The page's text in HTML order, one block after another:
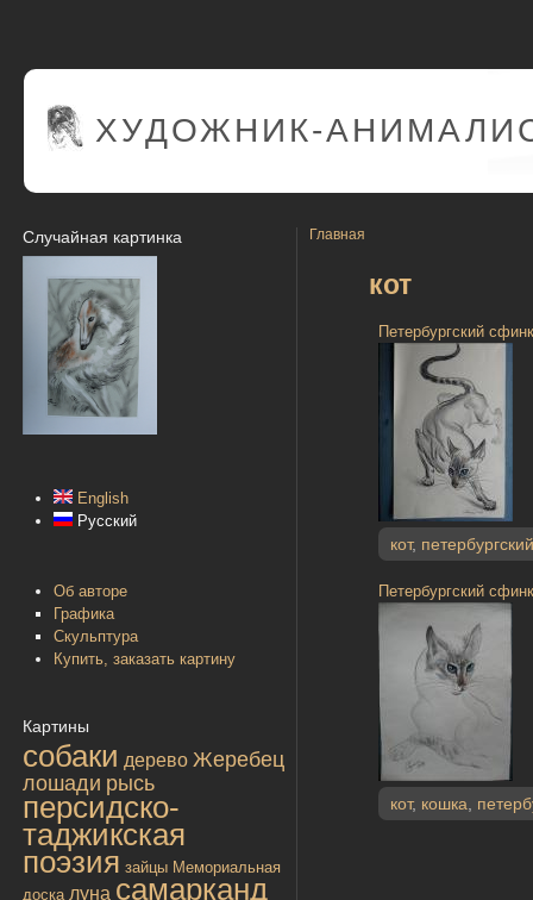
ХУДОЖНИК-
Случайная картинка
English
Русский
Об авторе
Графика
Скульптура
Купить, заказать картину
Картины
собаки дерево Жеребец
лошади рысь
персидско-
таджикская
поэзия зайцы Мемориальная
доска луна самарканд
Главная
кот
Петербургский
кот,
Петербургский
кот, кошка